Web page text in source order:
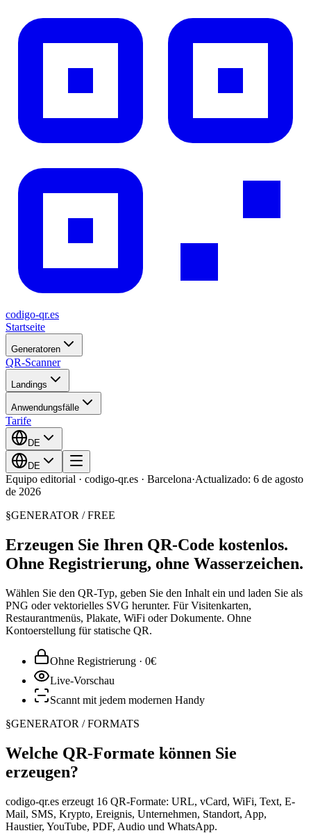
codigo-qr.es
Startseite
Generatoren
QR-Scanner
Landings
Anwendungsfälle
Tarife
DE
DE
Equipo editorial · codigo-qr.es · Barcelona·Actualizado: 6 de agosto
de 2026
§GENERATOR / FREE
Erzeugen Sie Ihren QR-Code kostenlos.
Ohne Registrierung, ohne Wasserzeichen.
Wählen Sie den QR-Typ, geben Sie den Inhalt ein und laden Sie als
PNG oder vektorielles SVG herunter. Für Visitenkarten,
Restaurantmenüs, Plakate, WiFi oder Dokumente. Ohne
Kontoerstellung für statische QR.
Ohne Registrierung · 0€
Live-Vorschau
Scannt mit jedem modernen Handy
§GENERATOR / FORMATS
Welche QR-Formate können Sie
erzeugen?
codigo-qr.es erzeugt 16 QR-Formate: URL, vCard, WiFi, Text, E-
Mail, SMS, Krypto, Ereignis, Unternehmen, Standort, App,
Haustier, YouTube, PDF, Audio und WhatsApp.